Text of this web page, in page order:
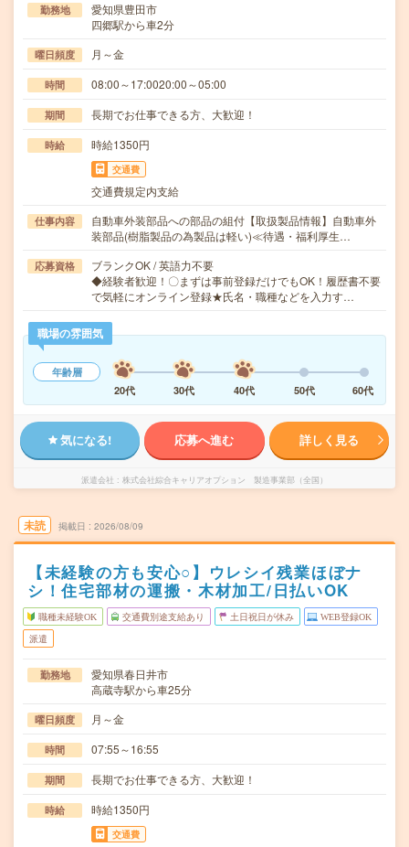
勤務地
愛知県豊田市
四郷駅から車2分
曜日頻度 月～金
時間 08:00～17:0020:00～05:00
期間 長期でお仕事できる方、大歓迎！
時給 時給1350円
交通費
交通費規定内支給
仕事内容
自動車外装部品への部品の組付【取扱製品情報】自動車外
装部品(樹脂製品の為製品は軽い)≪待遇・福利厚生…
応募資格
ブランクOK / 英語力不要
◆経験者歓迎！〇まずは事前登録だけでもOK！履歴書不要
で気軽にオンライン登録★氏名・職種などを入力す…
職場の雰囲気
年齢層
20代
30代 40代 50代 60代
気になる! 応募へ進む 詳しく見る
派遣会社 株式会社綜合キャリアオプション 製造事業部（全国）
未読 掲載日 2026/08/09
【未経験の方も安心○】ウレシイ残業ほぼナ
シ！住宅部材の運搬・木材加工/日払いOK
職種未経験OK 交通費別途支給あり 土日祝日が休み WEB登録OK
派遣
勤務地
愛知県春日井市
高蔵寺駅から車25分
曜日頻度 月～金
時間 07:55～16:55
期間 長期でお仕事できる方、大歓迎！
時給 時給1350円
交通費